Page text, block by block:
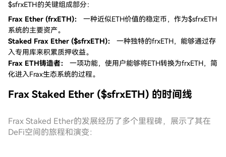
$sfrxETH的关键组成部分：
Frax Ether (frxETH)：
一种近似ETH价值的稳定币，作为$sfrxETH
系统的主要资产。
Staked Frax Ether ($sfrxETH)：
一种独特的frxETH，能够通过存
入专用库来积累质押收益。
Frax ETH铸造者：
一项功能，使用户能够将ETH转换为frxETH，简
化进入Frax生态系统的过程。
Frax Staked Ether ($sfrxETH) 的时间线
Frax Staked Ether的发展经历了多个里程碑，展示了其在
DeFi空间的旅程和演变：